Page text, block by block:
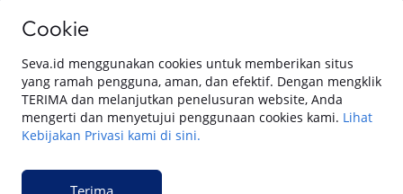
Cookie
Seva.id menggunakan cookies untuk memberikan situs
yang ramah pengguna, aman, dan efektif. Dengan mengklik
TERIMA dan melanjutkan penelusuran website, Anda
mengerti dan menyetujui penggunaan cookies kami. Lihat
Kebijakan Privasi kami di sini.
Terima
Di SEVA, BPKB mobilmu #BisaJadiDuit
Tentang SEVASyarat & Ketentuan
Pemberitahuan Privasi